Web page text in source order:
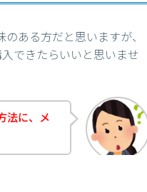
ある方だと思いますが、
できたらいいと思いませ
法に、メ